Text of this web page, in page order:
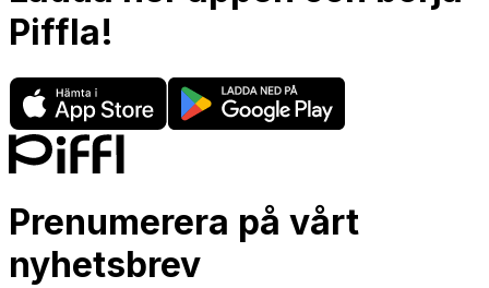
Piffla!
Prenumerera på vårt
nyhetsbrev